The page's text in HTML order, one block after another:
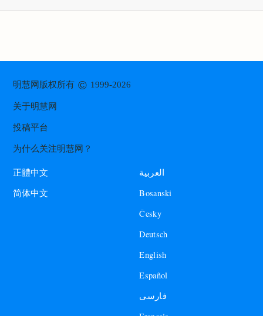
明慧网版权所有© 1999-2026
关于明慧网
投稿平台
为什么关注明慧网？
正體中文
简体中文
العربية
Bosanski
Česky
Deutsch
English
Español
فارسی